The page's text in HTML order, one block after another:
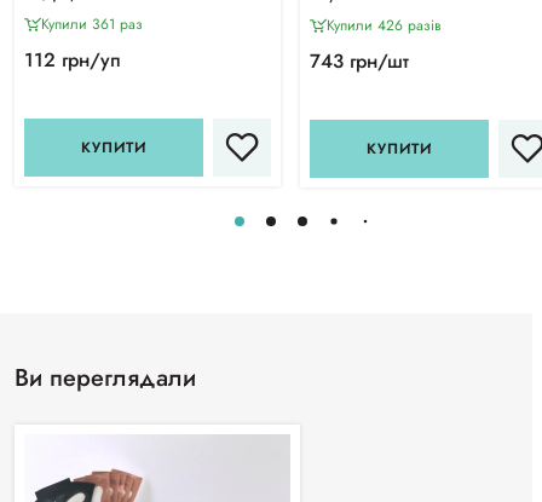
Купили 361 раз
112 грн/уп
КУПИТИ
Купили 426 разiв
743 грн/шт
КУПИТИ
Ви переглядали